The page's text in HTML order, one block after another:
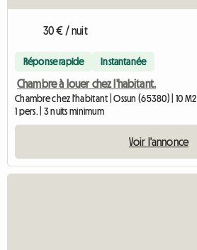
30 € / nuit
Réponse rapide Instantanée
Chambre à louer chez l'habitant.
Chambre chez l'habitant | Ossun (65380) | 10 M2
1 pers. | 3 nuits minimum
Voir l'annonce